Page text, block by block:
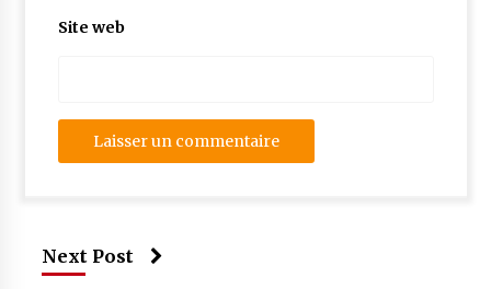
Site web
Next Post